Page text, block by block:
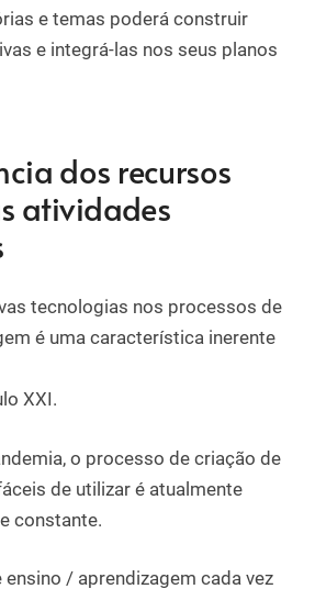
e temas poderá construir
e integrá-las nos seus planos
dos recursos
atividades
tecnologias nos processos de
é uma característica inerente
XXI.
o processo de criação de
de utilizar é atualmente
constante.
ensino / aprendizagem cada vez